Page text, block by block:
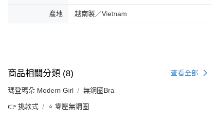
產地 越南製／Vietnam
商品相關分類 (8) 查看全部
瑪登瑪朵 Modern Girl 無鋼圈Bra
👉 挑款式 ⭐ 零壓無鋼圈